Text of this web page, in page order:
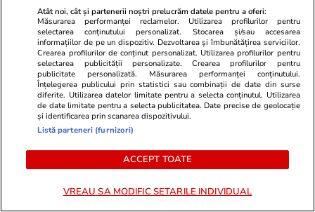
NOI SCUMPIRI la carburanți.
Motorina sare de 10 lei pe litru la
Femeie
făcea plajă:
Atât noi, cât și partenerii noștri prelucrăm datele pentru a oferi:
Măsurarea performanței reclamelor. Utilizarea profilurilor pentru
selectarea conținutului personalizat. Stocarea și/sau accesarea
informațiilor de pe un dispozitiv. Dezvoltarea și îmbunătățirea serviciilor.
Crearea profilurilor de conținut personalizat. Utilizarea profilurilor pentru
selectarea publicității personalizate. Crearea profilurilor pentru
publicitate personalizată. Măsurarea performanței conținutului.
Înțelegerea publicului prin statistici sau combinații de date din surse
diferite. Utilizarea datelor limitate pentru a selecta conținutul. Utilizarea
de date limitate pentru a selecta publicitatea. Date precise de geolocație
și identificarea prin scanarea dispozitivului.
Listă parteneri (furnizori)
ACCEPT TOATE
VREAU SA MODIFIC SETARILE INDIVIDUAL